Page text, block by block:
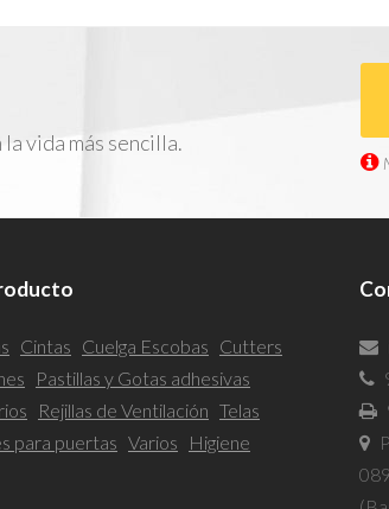
vida más sencilla.
Cintas Cuelga Escobas Cutters
Pastillas y Gotas adhesivas
Rejillas de Ventilación Telas
para puertas Varios
Higiene